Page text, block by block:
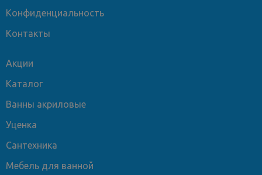
Конфиденциальность
Контакты
Акции
Каталог
Ванны акриловые
Уценка
Сантехника
Мебель для ванной